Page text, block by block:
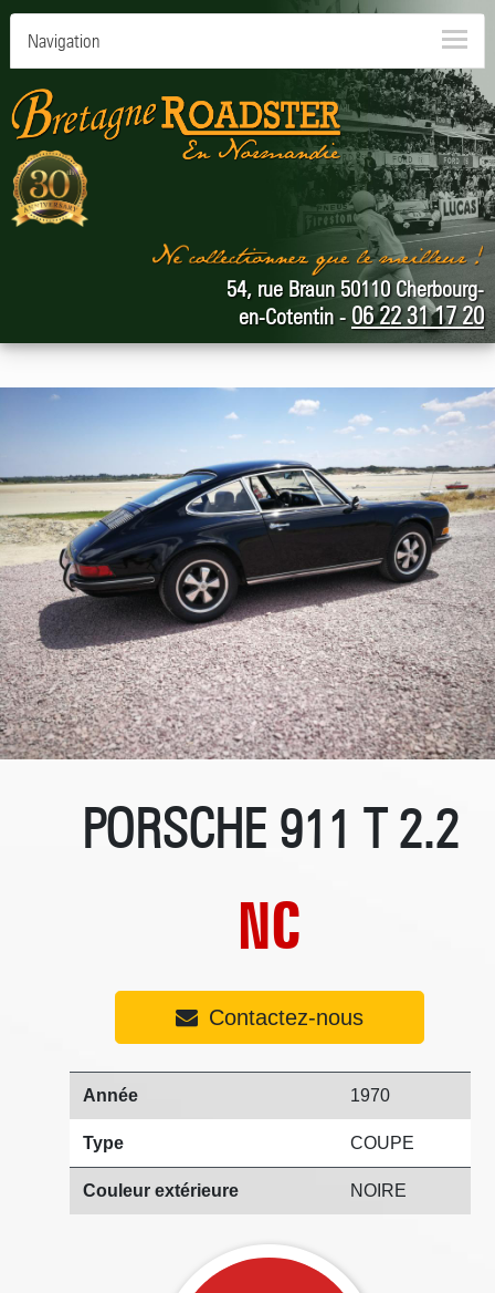
Navigation
54, rue Braun 50110 Cherbourg-
en-Cotentin - 06 22 31 17 20
PORSCHE 911 T 2.2
NC
Contactez-nous
Année 1970
Type COUPE
Couleur extérieure NOIRE